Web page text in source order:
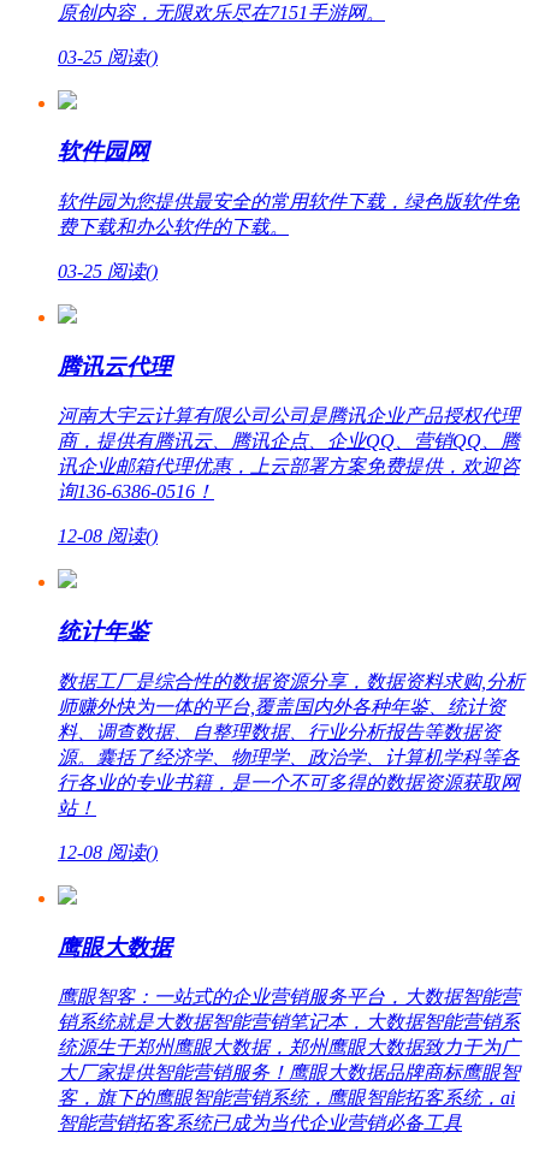
原创内容，无限欢乐尽在7151手游网。
03-25 阅读()
软件园网
软件园为您提供最安全的常用软件下载，绿色版软件免
费下载和办公软件的下载。
03-25 阅读()
腾讯云代理
河南大宇云计算有限公司公司是腾讯企业产品授权代理
商，提供有腾讯云、腾讯企点、企业QQ、营销QQ、腾
讯企业邮箱代理优惠，上云部署方案免费提供，欢迎咨
询136-6386-0516！
12-08 阅读()
统计年鉴
数据工厂是综合性的数据资源分享，数据资料求购,分析
师赚外快为一体的平台,覆盖国内外各种年鉴、统计资
料、调查数据、自整理数据、行业分析报告等数据资
源。囊括了经济学、物理学、政治学、计算机学科等各
行各业的专业书籍，是一个不可多得的数据资源获取网
站！
12-08 阅读()
鹰眼大数据
鹰眼智客：一站式的企业营销服务平台，大数据智能营
销系统就是大数据智能营销笔记本，大数据智能营销系
统源生于郑州鹰眼大数据，郑州鹰眼大数据致力于为广
大厂家提供智能营销服务！鹰眼大数据品牌商标鹰眼智
客，旗下的鹰眼智能营销系统，鹰眼智能拓客系统，ai
智能营销拓客系统已成为当代企业营销必备工具